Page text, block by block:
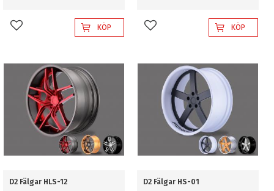
Lägg till i favoriterKÖP Lägg till i favoriterKÖP
D2 Fälgar HLS-12 D2 Fälgar HS-01